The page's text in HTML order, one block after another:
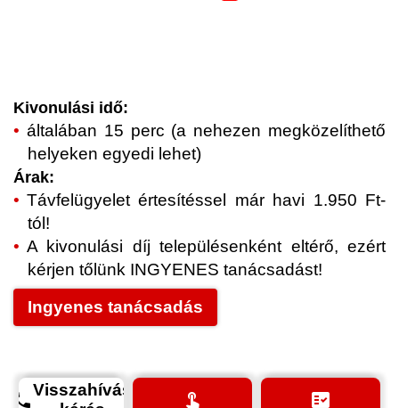
Kivonulási idő:
általában 15 perc (a nehezen megközelíthető
helyeken egyedi lehet)
Árak:
Távfelügyelet értesítéssel már havi 1.950 Ft-
tól!
A kivonulási díj településenként eltérő, ezért
kérjen tőlünk INGYENES tanácsadást!
Ingyenes tanácsadás
phoneVisszahívás
touch_app fact_check